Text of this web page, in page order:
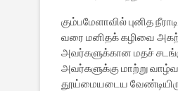
கும்பமேளாவில் புனித
வரை மனிதக் கழிவை
அவர்களுக்கான மதச்
அவர்களுக்கு மாற்று
தூய்மையடைய